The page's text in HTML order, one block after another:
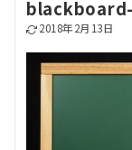
2018年2月13日